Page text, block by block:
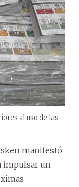
al uso de las
manifestó
impulsar un